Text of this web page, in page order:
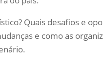
Quais desafios e
e como as